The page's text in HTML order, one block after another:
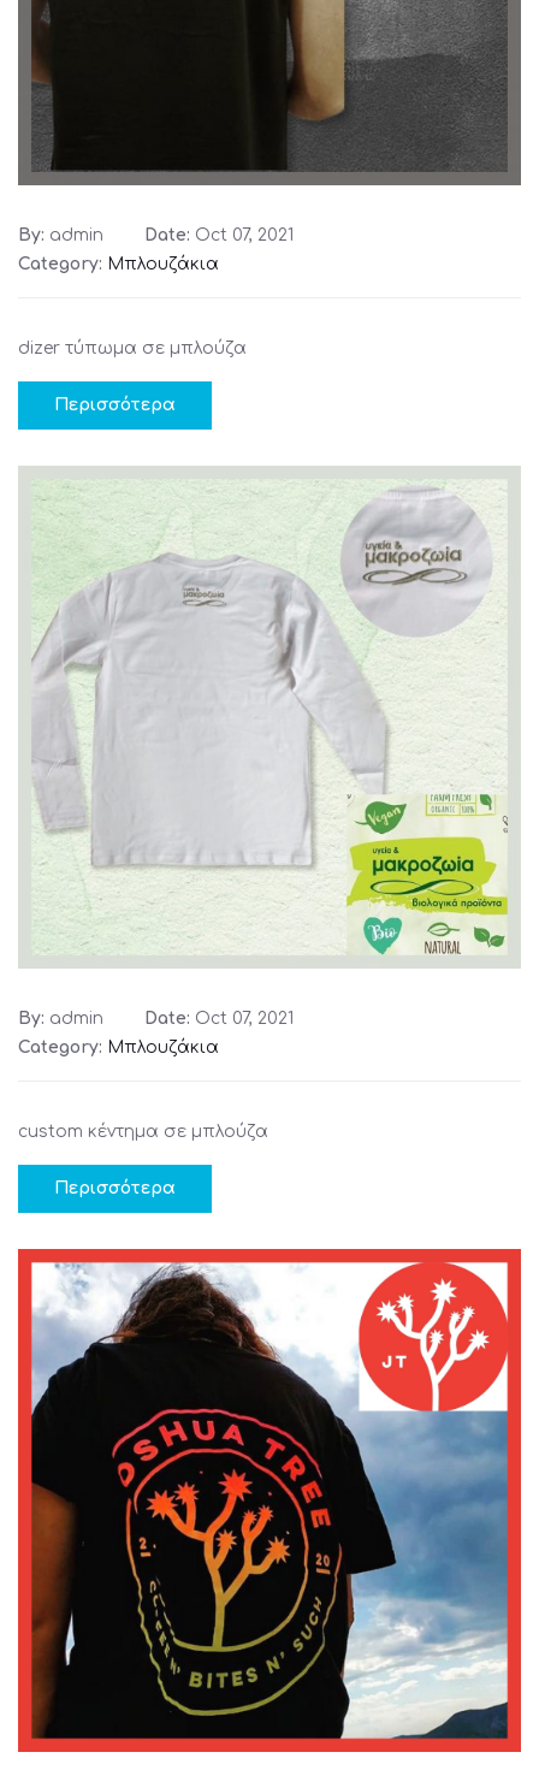
By: admin Date: Oct 07, 2021
Category: Μπλουζάκια
dizer τύπωμα σε μπλούζα
Περισσότερα
By: admin Date: Oct 07, 2021
Category: Μπλουζάκια
custom κέντημα σε μπλούζα
Περισσότερα